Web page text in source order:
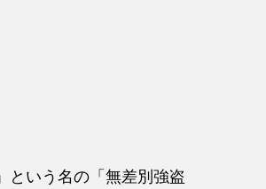
という名の「無差別強盗